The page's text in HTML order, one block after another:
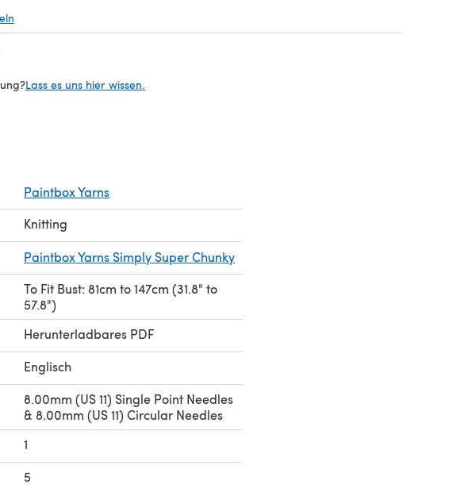
Lass es uns hier wissen.
Paintbox Yarns
Knitting
Paintbox Yarns Simply Super Chunky
To Fit Bust: 81cm to 147cm (31.8" to
57.8")
Herunterladbares PDF
Englisch
8.00mm (US 11) Single Point Needles
& 8.00mm (US 11) Circular Needles
1
5